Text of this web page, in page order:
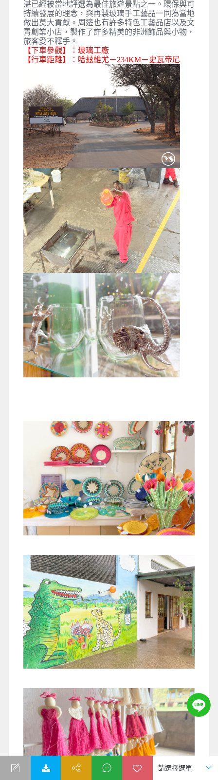
湛已經被當地評選為最佳旅遊景點之一。環保與可
持續發展的理念，與再製玻璃手工藝品一同為當地
做出莫大貢獻。周邊也有許多特色工藝品店以及文
青創業小店，製作了許多精美的非洲飾品與小物，
旅客愛不釋手。
【下車參觀】：玻璃工廠
【行車距離】：哈玆維尤－234KM－史瓦帝尼